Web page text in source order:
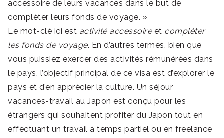
accessoire de leurs vacances dans le but de
compléter leurs fonds de voyage. »
Le mot-clé ici est activité accessoireet compléter
les fonds de voyage. En d’autres termes, bien que
vous puissiez exercer des activités rémunérées dans
le pays, l’objectif principal de ce visa est d’explorer le
pays et d’en apprécier la culture. Un séjour
vacances-travail au Japon est conçu pour les
étrangers qui souhaitent profiter du Japon tout en
effectuant un travail à temps partiel ou en freelance